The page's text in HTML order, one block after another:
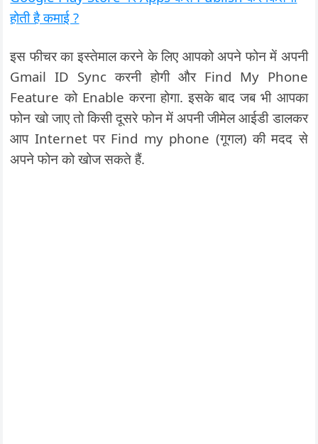
होती है कमाई ?
इस फीचर का इस्तेमाल करने के लिए आपको अपने फोन में अपनी
Gmail ID Sync करनी होगी और Find My Phone
Feature को Enable करना होगा. इसके बाद जब भी आपका
फोन खो जाए तो किसी दूसरे फोन में अपनी जीमेल आईडी डालकर
आप Internet पर Find my phone (गूगल) की मदद से
अपने फोन को खोज सकते हैं.